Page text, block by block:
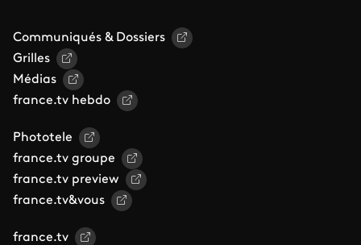
Communiqués & Dossiers
Grilles
Médias
france.tv hebdo
Phototele
france.tv groupe
france.tv preview
france.tv&vous
france.tv